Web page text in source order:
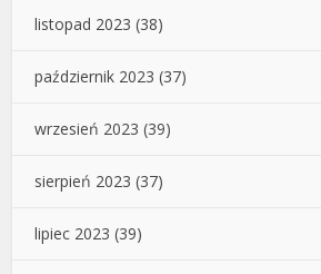
listopad 2023 (38)
październik 2023 (37)
wrzesień 2023 (39)
sierpień 2023 (37)
lipiec 2023 (39)